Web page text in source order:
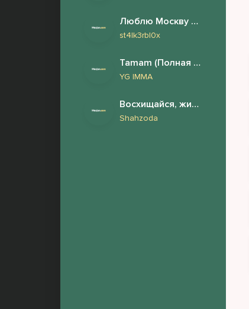
Люблю Москву но снится London
st4lk3rbl0x
Tamam (Полная версия)
YG IMMA
Восхищайся, жизнь одна
Shahzoda